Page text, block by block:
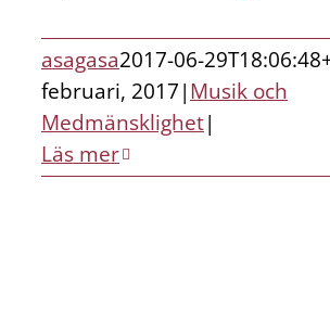
asagasa2017-06-
februari, 2017|Musik och
Medmänsklighet|
Läs mer